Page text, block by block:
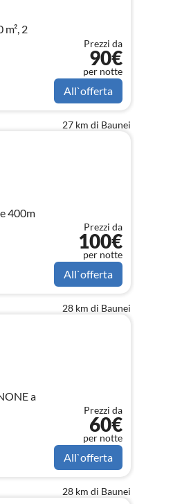
2
Prezzi da
90€
per notte
All`offerta
27 km di Baunei
400m
Prezzi da
100€
per notte
All`offerta
28 km di Baunei
a
Prezzi da
60€
per notte
All`offerta
28 km di Baunei